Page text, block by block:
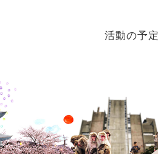
活動の予定